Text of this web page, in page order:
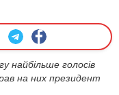
найбільше голосів
на них президент